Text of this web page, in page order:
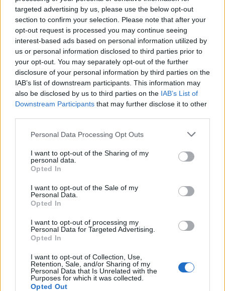
targeted advertising by us, please use the below opt-out
section to confirm your selection. Please note that after your
opt-out request is processed you may continue seeing
interest-based ads based on personal information utilized by
us or personal information disclosed to third parties prior to
your opt-out. You may separately opt-out of the further
disclosure of your personal information by third parties on the
IAB’s list of downstream participants. This information may
also be disclosed by us to third parties on the IAB’s List of
Downstream Participants that may further disclose it to other
Personal Data Processing Opt Outs
I want to opt-out of the Sharing of my
personal data.
Opted In
I want to opt-out of the Sale of my
Personal Data.
Opted In
I want to opt-out of processing my
Personal Data for Targeted Advertising.
Opted In
I want to opt-out of Collection, Use,
Retention, Sale, and/or Sharing of my
Personal Data that Is Unrelated with the
Purposes for which it was collected.
Opted Out
διακοπές από τη Μύκονο στον
επίγειο παράδεισο της Γαλλικής
Πολυνησία
SHOWBIZ
Άννα Ζηρδέλη - Άρθουρ
Παπαδόπουλος: Eπέλεξαν τη μακρινή
Αυστραλία για να περάσουν τις
διακοπές τους
SHOWBIZ
Στέφανος Κωνσταντινίδης: Έκανε
«βουτιά» στα 48 του μαζί με τα
παιδιά του
Νατάσα Εξηνταβελώνη: Η πιο
τρυφερή αγκαλιά στη Λίλα
Μπακλέση που μόλις γέννησε
SHOWBIZ
DPG NETWORK